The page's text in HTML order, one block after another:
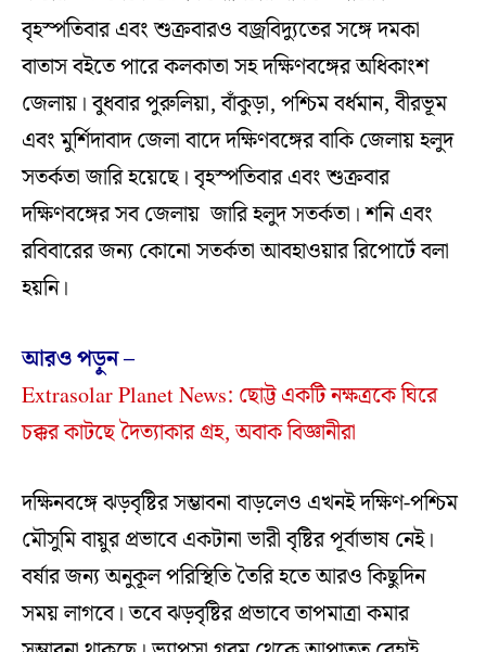
বৃহস্পতিবার এবং শুক্রবারও বজ্রবিদ্যুতের সঙ্গে দমকা
বাতাস বইতে পারে কলকাতা সহ দক্ষিণবঙ্গের অধিকাংশ
জেলায়। বুধবার পুরুলিয়া, বাঁকুড়া, পশ্চিম বর্ধমান, বীরভূম
এবং মুর্শিদাবাদ জেলা বাদে দক্ষিণবঙ্গের বাকি জেলায় হলুদ
সতর্কতা জারি হয়েছে। বৃহস্পতিবার এবং শুক্রবার
দক্ষিণবঙ্গের সব জেলায় জারি হলুদ সতর্কতা। শনি এবং
রবিবারের জন্য কোনো সতর্কতা আবহাওয়ার রিপোর্টে বলা
হয়নি।
আরও পড়ুন –
Extrasolar Planet News: ছোট্ট একটি নক্ষত্রকে ঘিরে
চক্কর কাটছে দৈত্যাকার গ্রহ, অবাক বিজ্ঞানীরা
দক্ষিনবঙ্গে ঝড়বৃষ্টির সম্ভাবনা বাড়লেও এখনই দক্ষিণ-পশ্চিম
মৌসুমি বায়ুর প্রভাবে একটানা ভারী বৃষ্টির পূর্বাভাষ নেই।
বর্ষার জন্য অনুকূল পরিস্থিতি তৈরি হতে আরও কিছুদিন
সময় লাগবে। তবে ঝড়বৃষ্টির প্রভাবে তাপমাত্রা কমার